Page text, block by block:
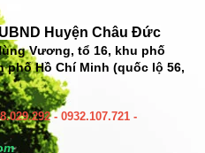
Huyện Châu Đức
Vương, tổ 16, khu phố
phố Hồ Chí Minh (quốc lộ 56,
- 0932.107.721 -